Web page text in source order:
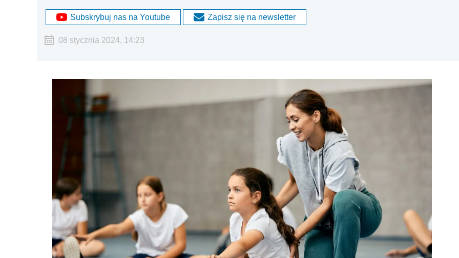
Subskrybuj nas na Youtube Zapisz się na newsletter
08 stycznia 2024, 14:23